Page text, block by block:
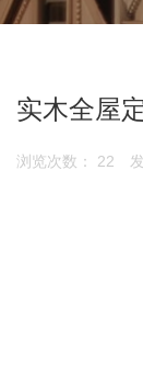
实木全屋
浏览次数： 22